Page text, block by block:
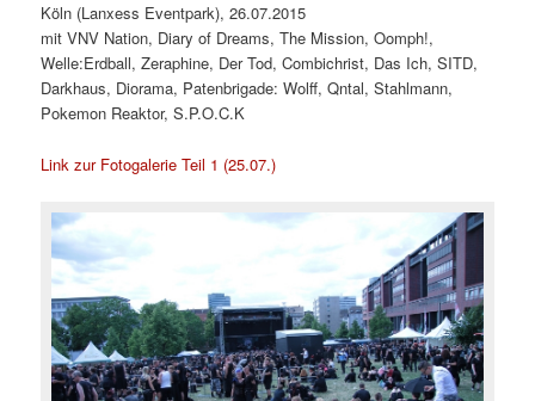
Köln (Lanxess Eventpark), 26.07.2015
mit VNV Nation, Diary of Dreams, The Mission, Oomph!,
Welle:Erdball, Zeraphine, Der Tod, Combichrist, Das Ich, SITD,
Darkhaus, Diorama, Patenbrigade: Wolff, Qntal, Stahlmann,
Pokemon Reaktor, S.P.O.C.K
Link zur Fotogalerie Teil 1 (25.07.)